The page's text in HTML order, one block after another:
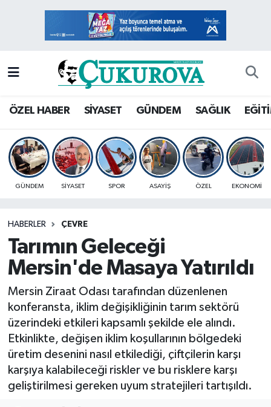
ÖZEL HABER SİYASET GÜNDEM SAĞLIK
GÜNDEM SİYASET SPOR ASAYİŞ ÖZEL EKONOMİ
HABERLER ÇEVRE
Tarımın Geleceği
Mersin'de Masaya Yatırıldı
Mersin Ziraat Odası tarafından düzenlenen
konferansta, iklim değişikliğinin tarım sektörü
üzerindeki etkileri kapsamlı şekilde ele alındı.
Etkinlikte, değişen iklim koşullarının bölgedeki
üretim desenini nasıl etkilediği, çiftçilerin karşı
karşıya kalabileceği riskler ve bu risklere karşı
geliştirilmesi gereken uyum stratejileri tartışıldı.
Mersin Hava Durumu
Mersin Namaz Vakitleri
Mersin Trafik Yoğunluk Haritası
Süper Lig Puan Durumu ve Fikstür
Son Dakika Haberleri
Haber Arşivi